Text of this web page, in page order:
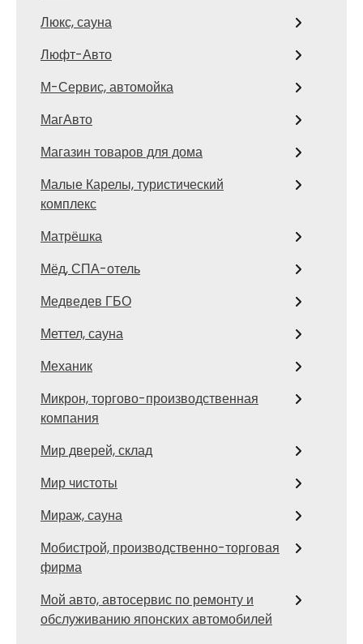
Люкс, сауна
Люфт-Авто
М-Сервис, автомойка
МагАвто
Магазин товаров для дома
Малые Карелы, туристический
комплекс
Матрёшка
Мёд, СПА-отель
Медведев ГБО
Меттел, сауна
Механик
Микрон, торгово-производственная
компания
Мир дверей, склад
Мир чистоты
Мираж, сауна
Мобистрой, производственно-торговая
фирма
Мой авто, автосервис по ремонту и
обслуживанию японских автомобилей